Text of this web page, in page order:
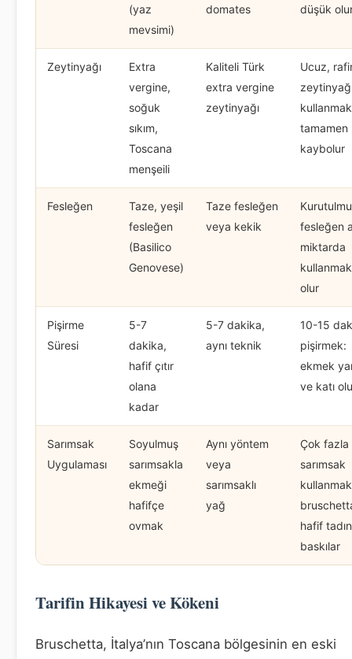
(yaz
mevsimi)
domates
düşük
Zeytinyağı
Extra
vergine,
soğuk
sıkım,
Toscana
menşeili
Kaliteli Türk
extra vergine
zeytinyağı
Ucuz,
tamamen
kaybolur
Fesleğen
Taze, yeşil
fesleğen
(Basilico
Genovese)
Taze fesleğen
veya kekik
fesleğen
miktarda
olur
Pişirme
Süresi
5-7
dakika,
hafif çıtır
olana
kadar
5-7 dakika,
aynı teknik
10-15
pişirmek:
ekmek
ve katı
Sarımsak
Uygulaması
Soyulmuş
sarımsakla
ekmeği
hafifçe
ovmak
Aynı yöntem
veya
sarımsaklı
yağ
Çok fazla
sarımsak
hafif
baskılar
Tarifin Hikayesi ve Kökeni
Bruschetta, İtalya’nın Toscana bölgesinin en eski